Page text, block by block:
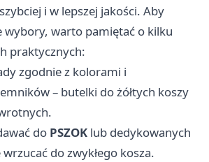
i w lepszej jakości. Aby
wybory, warto pamiętać o kilku
praktycznych:
zgodnie z kolorami i
– butelki do żółtych koszy
do PSZOK lub dedykowanych
do zwykłego kosza.